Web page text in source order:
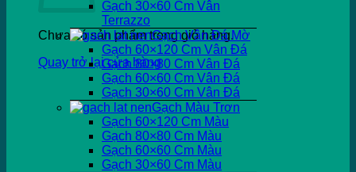
Chưa có sản phẩm trong giỏ hàng.
Quay trở lại cửa hàng
Gạch 30×60 Cm Vân
Terrazzo
Gạch Vân Đá Mờ
Gạch 60×120 Cm Vân Đá
Gạch 80×80 Cm Vân Đá
Gạch 60×60 Cm Vân Đá
Gạch 30×60 Cm Vân Đá
Gạch Màu Trơn
Gạch 60×120 Cm Màu
Gạch 80×80 Cm Màu
Gạch 60×60 Cm Màu
Gạch 30×60 Cm Màu